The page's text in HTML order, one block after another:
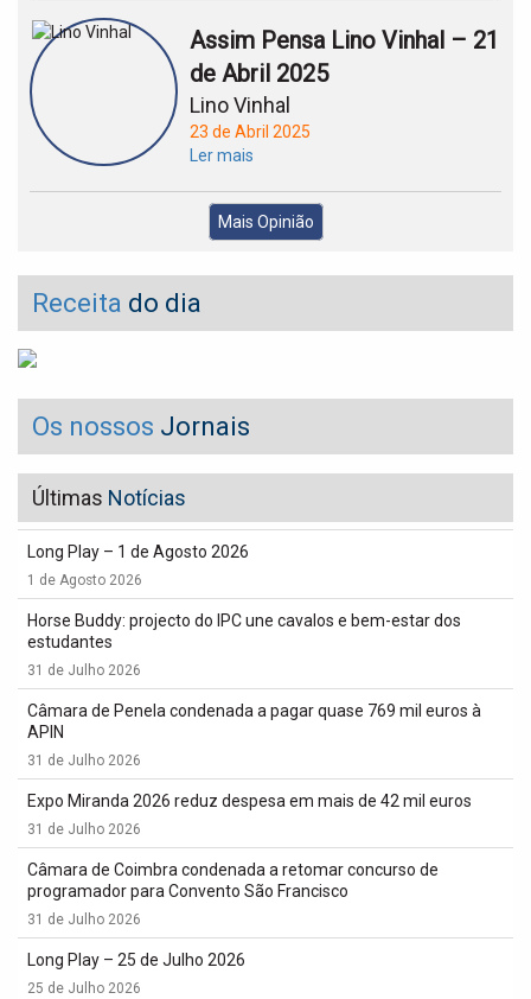
Assim Pensa Lino Vinhal – 21
de Abril 2025
Lino Vinhal
23 de Abril 2025
Ler mais
Mais Opinião
Receita do dia
Os nossos Jornais
Últimas Notícias
Long Play – 1 de Agosto 2026
1 de Agosto 2026
Horse Buddy: projecto do IPC une cavalos e bem-estar dos
estudantes
31 de Julho 2026
Câmara de Penela condenada a pagar quase 769 mil euros à
APIN
31 de Julho 2026
Expo Miranda 2026 reduz despesa em mais de 42 mil euros
31 de Julho 2026
Câmara de Coimbra condenada a retomar concurso de
programador para Convento São Francisco
31 de Julho 2026
Long Play – 25 de Julho 2026
25 de Julho 2026